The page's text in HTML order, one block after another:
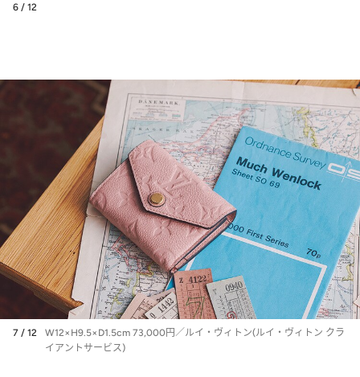
6 / 12
7 / 12
W12×H9.5×D1.5cm 73,000円／ルイ・ヴィトン(ルイ・ヴィトン クラ
イアントサービス)